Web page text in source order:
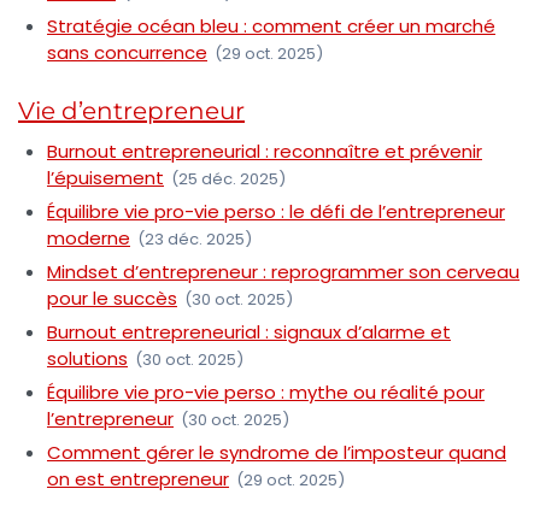
Stratégie océan bleu : comment créer un marché
sans concurrence (29 oct. 2025)
Vie d’entrepreneur
Burnout entrepreneurial : reconnaître et prévenir
l’épuisement (25 déc. 2025)
Équilibre vie pro-vie perso : le défi de l’entrepreneur
moderne (23 déc. 2025)
Mindset d’entrepreneur : reprogrammer son cerveau
pour le succès (30 oct. 2025)
Burnout entrepreneurial : signaux d’alarme et
solutions (30 oct. 2025)
Équilibre vie pro-vie perso : mythe ou réalité pour
l’entrepreneur (30 oct. 2025)
Comment gérer le syndrome de l’imposteur quand
on est entrepreneur (29 oct. 2025)